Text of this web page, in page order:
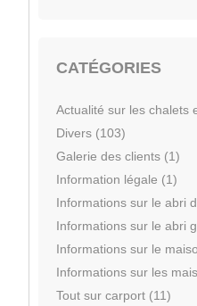
CATÉGORIES
Actualité sur les chalets
Divers (103)
Galerie des clients (1)
Information légale (1)
Informations sur le abri
Informations sur le abri
Informations sur le
Informations sur les
Tout sur carport (11)